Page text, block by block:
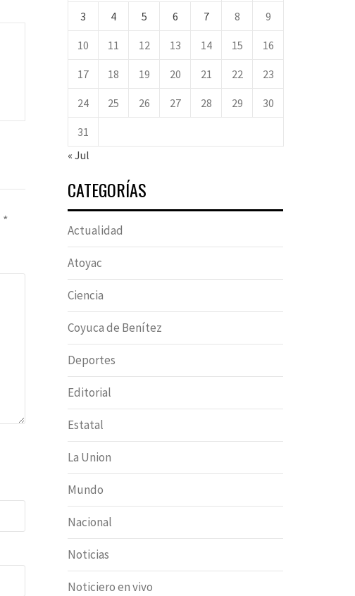
*
3 4 5 6 7 8 9
10 11 12 13 14 15 16
17 18 19 20 21 22 23
24 25 26 27 28 29 30
31
« Jul
CATEGORÍAS
Actualidad
Atoyac
Ciencia
Coyuca de Benítez
Deportes
Editorial
Estatal
La Union
Mundo
Nacional
Noticias
Noticiero en vivo